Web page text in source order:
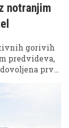
notranjim
gorivih
predvideva,
prva
ospredje
ter vozila na